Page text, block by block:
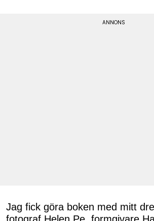
Jag fick göra boken med mitt